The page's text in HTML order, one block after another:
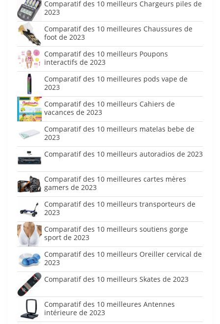
Comparatif des 10 meilleurs Chargeurs piles de
2023
Comparatif des 10 meilleures Chaussures de
foot de 2023
Comparatif des 10 meilleurs Poupons
interactifs de 2023
Comparatif des 10 meilleures pods vape de
2023
Comparatif des 10 meilleurs Cahiers de
vacances de 2023
Comparatif des 10 meilleurs matelas bebe de
2023
Comparatif des 10 meilleurs autoradios de 2023
Comparatif des 10 meilleures cartes mères
gamers de 2023
Comparatif des 10 meilleurs transporteurs de
2023
Comparatif des 10 meilleurs soutiens gorge
sport de 2023
Comparatif des 10 meilleurs Oreiller cervical de
2023
Comparatif des 10 meilleurs Skates de 2023
Comparatif des 10 meilleures Antennes
intérieure de 2023